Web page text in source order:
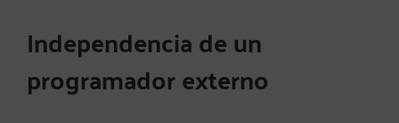
Independencia de un
programador externo